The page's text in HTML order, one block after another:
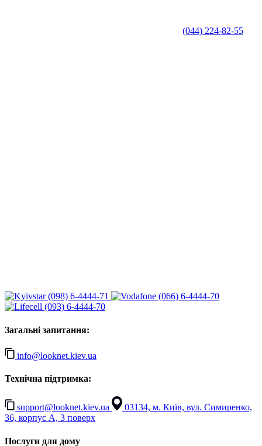
(044) 224-82-55
(098) 6-4444-71
(066) 6-4444-70
(093) 6-4444-70
Загальні запитання:
info@looknet.kiev.ua
Технічна підтримка:
support@looknet.kiev.ua
03134, м. Київ, вул. Симиренко,
36, корпус А, 3 поверх
Послуги для дому